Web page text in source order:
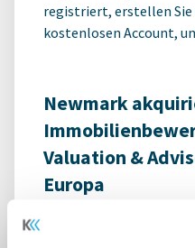
registriert, erstellen
kostenlosen Account,
Newmark
Valuation &
Europa